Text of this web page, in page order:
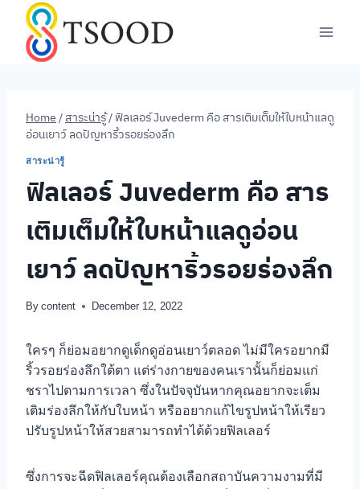
content
Home / สาระน่ารู้ / ฟิลเลอร์ Juvederm คือ สารเติมเต็มให้ใบหน้าแลดู
อ่อนเยาว์ ลดปัญหาริ้วรอยร่องลึก
สาระน่ารู้
ฟิลเลอร์ Juvederm คือ สาร
เติมเต็มให้ใบหน้าแลดูอ่อน
เยาว์ ลดปัญหาริ้วรอยร่องลึก
By content December 12, 2022
ใครๆ ก็ย่อมอยากดูเด็กดูอ่อนเยาว์ตลอด ไม่มีใครอยากมี
ริ้วรอยร่องลึกใต้ตา แต่ร่างกายของคนเรานั้นก็ย่อมแก่
ชราไปตามการเวลา ซึ่งในปัจจุบันหากคุณอยากจะเต็ม
เติมร่องลึกให้กับใบหน้า หรืออยากแก้ไขรูปหน้าให้เรียว
ปรับรูปหน้าให้สวยสามารถทำได้ด้วยฟิลเลอร์
ซึ่งการจะฉีดฟิลเลอร์คุณต้องเลือกสถาบันความงามที่มี